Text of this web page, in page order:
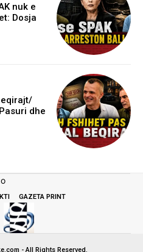
nuk e
Dosja
dhe
GAZETA PRINT
- All Rights Reserved.